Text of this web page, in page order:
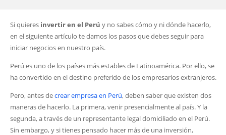
Si quieres invertir en el Perú y no sabes cómo y ni dónde hacerlo,
en el siguiente artículo te damos los pasos que debes seguir para
iniciar negocios en nuestro país.
Perú es uno de los países más estables de Latinoamérica. Por ello, se
ha convertido en el destino preferido de los empresarios extranjeros.
Pero, antes decrear empresa en Perú, deben saber que existen dos
maneras de hacerlo. La primera, venir presencialmente al país. Y la
segunda, a través de un representante legal domiciliado en el Perú.
Sin embargo, y si tienes pensado hacer más de una inversión,